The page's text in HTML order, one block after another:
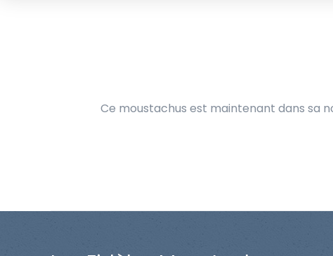
Ce moustachus est maintenant dans sa